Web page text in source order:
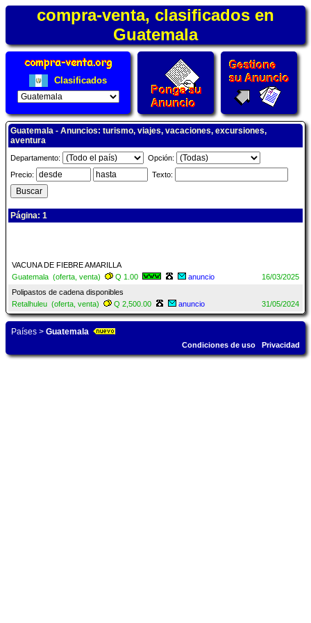
compra-venta, clasificados en
Guatemala
Clasificados
Guatemala - Anuncios: turismo, viajes, vacaciones, excursiones,
aventura
Departamento:
Opción:
Precio:
Texto:
Página: 1
VACUNA DE FIEBRE AMARILLA
Guatemala (oferta, venta)
Q 1.00 anuncio
16/03/2025
Polipastos de cadena disponibles
Retalhuleu (oferta, venta)
Q 2,500.00 anuncio 31/05/2024
Países > Guatemala
Condiciones de uso Privacidad